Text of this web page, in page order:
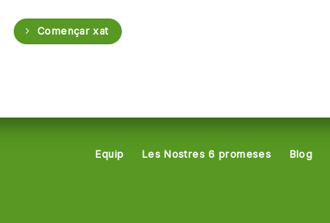
Començar xat
Equip Les Nostres 6 promeses Blog